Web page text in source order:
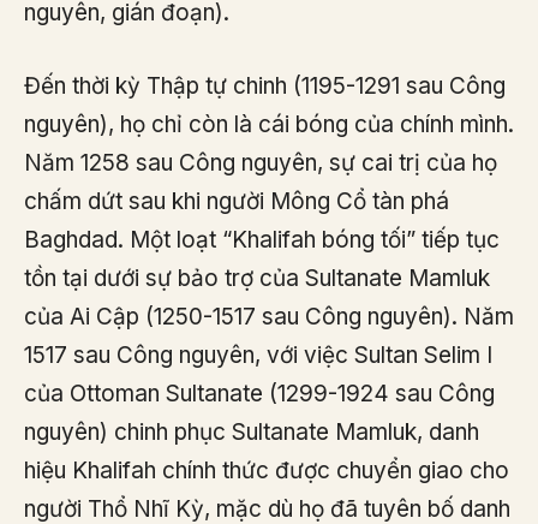
nguyên, gián đoạn).
Đến thời kỳ Thập tự chinh (1195-1291 sau Công
nguyên), họ chỉ còn là cái bóng của chính mình.
Năm 1258 sau Công nguyên, sự cai trị của họ
chấm dứt sau khi người Mông Cổ tàn phá
Baghdad. Một loạt “Khalifah bóng tối” tiếp tục
tồn tại dưới sự bảo trợ của Sultanate Mamluk
của Ai Cập (1250-1517 sau Công nguyên). Năm
1517 sau Công nguyên, với việc Sultan Selim I
của Ottoman Sultanate (1299-1924 sau Công
nguyên) chinh phục Sultanate Mamluk, danh
hiệu Khalifah chính thức được chuyển giao cho
người Thổ Nhĩ Kỳ, mặc dù họ đã tuyên bố danh